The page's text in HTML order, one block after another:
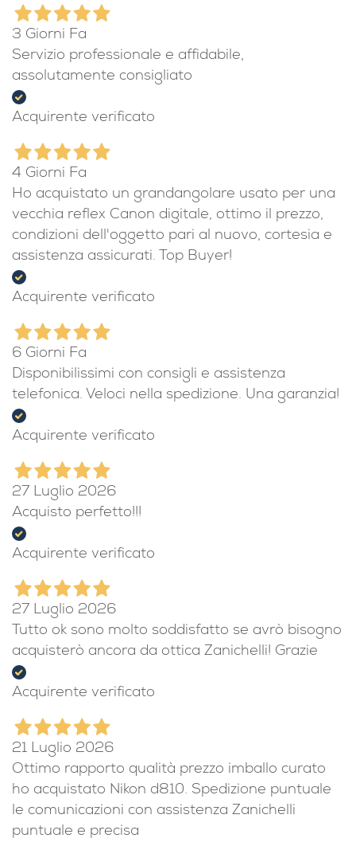
3 Giorni Fa
Servizio professionale e affidabile,
assolutamente consigliato
Acquirente verificato
4 Giorni Fa
Ho acquistato un grandangolare usato per una
vecchia reflex Canon digitale, ottimo il prezzo,
condizioni dell'oggetto pari al nuovo, cortesia e
assistenza assicurati. Top Buyer!
Acquirente verificato
6 Giorni Fa
Disponibilissimi con consigli e assistenza
telefonica. Veloci nella spedizione. Una garanzia!
Acquirente verificato
27 Luglio 2026
Acquisto perfetto!!!
Acquirente verificato
27 Luglio 2026
Tutto ok sono molto soddisfatto se avrò bisogno
acquisterò ancora da ottica Zanichelli! Grazie
Acquirente verificato
21 Luglio 2026
Ottimo rapporto qualità prezzo imballo curato
ho acquistato Nikon d810. Spedizione puntuale
le comunicazioni con assistenza Zanichelli
puntuale e precisa